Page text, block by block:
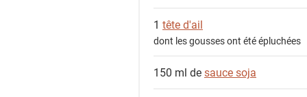
1 tête d'ail
dont les gousses ont été épluchées
150 ml desauce soja